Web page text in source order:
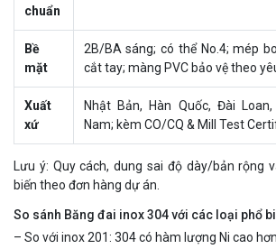
chuẩn
Bề
mặt
2B/BA sáng; có thể No.4; mép
cắt tay; màng PVC bảo vệ theo
Xuất
xứ
Nhật Bản, Hàn Quốc, Đài
Nam; kèm CO/CQ & Mill Test
Lưu ý: Quy cách, dung sai độ dày/bản rộng
biến theo đơn hàng dự án.
So sánh Băng đai inox 304 với các loại phổ
– So với inox 201: 304 có hàm lượng Ni cao